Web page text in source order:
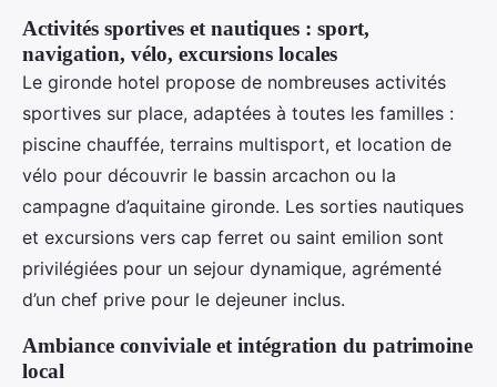
Activités sportives et nautiques : sport,
navigation, vélo, excursions locales
Le gironde hotel propose de nombreuses activités
sportives sur place, adaptées à toutes les familles :
piscine chauffée, terrains multisport, et location de
vélo pour découvrir le bassin arcachon ou la
campagne d’aquitaine gironde. Les sorties nautiques
et excursions vers cap ferret ou saint emilion sont
privilégiées pour un sejour dynamique, agrémenté
d’un chef prive pour le dejeuner inclus.
Ambiance conviviale et intégration du patrimoine
local